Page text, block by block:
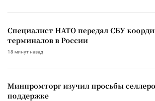
Специалист НАТО передал СБУ
терминалов в России
18 минут назад
Минпромторг изучил просьбы
поддержке